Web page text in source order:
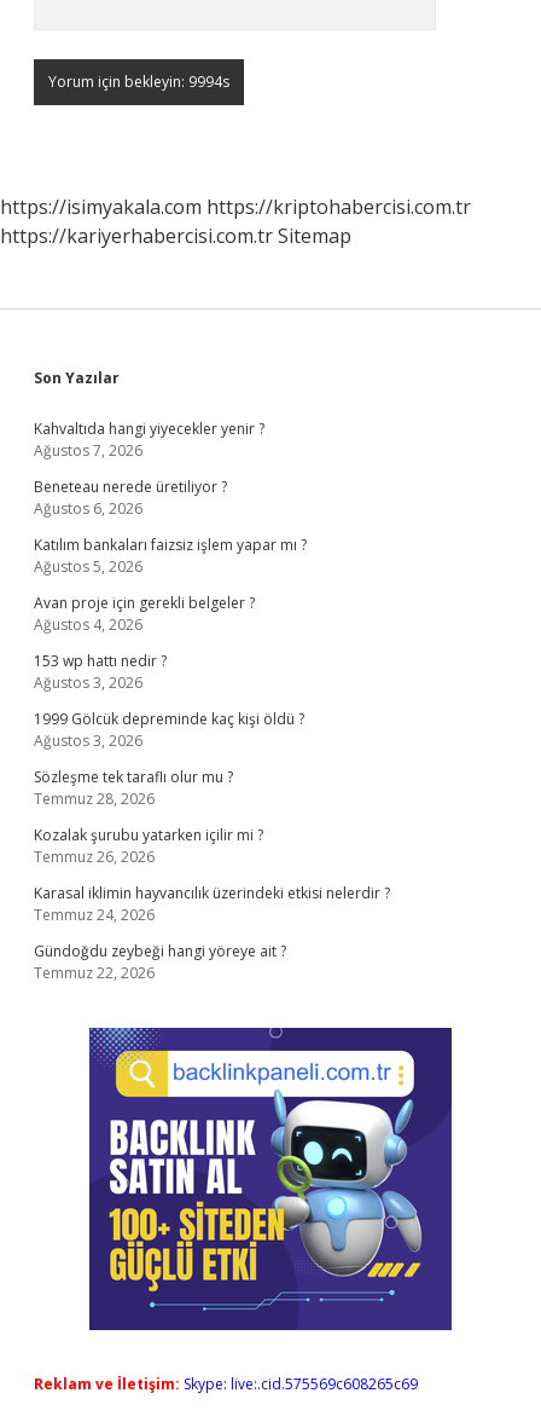
https://isimyakala.com https://kriptohabercisi.com.tr
https://kariyerhabercisi.com.trSitemap
Sidebar
Son Yazılar
Kahvaltıda hangi yiyecekler yenir ?
Ağustos 7, 2026
Beneteau nerede üretiliyor ?
Ağustos 6, 2026
Katılım bankaları faizsiz işlem yapar mı ?
Ağustos 5, 2026
Avan proje için gerekli belgeler ?
Ağustos 4, 2026
153 wp hattı nedir ?
Ağustos 3, 2026
1999 Gölcük depreminde kaç kişi öldü ?
Ağustos 3, 2026
Sözleşme tek taraflı olur mu ?
Temmuz 28, 2026
Kozalak şurubu yatarken içilir mi ?
Temmuz 26, 2026
Karasal iklimin hayvancılık üzerindeki etkisi nelerdir ?
Temmuz 24, 2026
Gündoğdu zeybeği hangi yöreye ait ?
Temmuz 22, 2026
Reklam ve İletişim: Skype: live:.cid.575569c608265c69